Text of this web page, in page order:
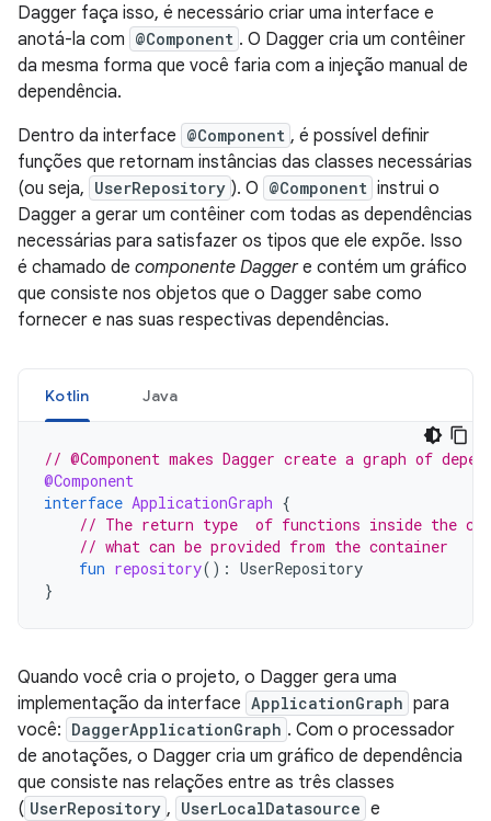
Dagger faça isso, é necessário criar uma interface e
anotá-la com @Component . O Dagger cria um contêiner
da mesma forma que você faria com a injeção manual de
dependência.
Dentro da interface @Component , é possível definir
funções que retornam instâncias das classes necessárias
(ou seja, UserRepository ). O @Component instrui o
Dagger a gerar um contêiner com todas as dependências
necessárias para satisfazer os tipos que ele expõe. Isso
é chamado de componente Daggere contém um gráfico
que consiste nos objetos que o Dagger sabe como
fornecer e nas suas respectivas dependências.
Kotlin Java
// @Component makes Dagger create a graph of
@Component
interface ApplicationGraph {
// The return type  of functions inside the
// what can be provided from the container
fun repository(): UserRepository
}
Quando você cria o projeto, o Dagger gera uma
implementação da interface ApplicationGraph para
você: DaggerApplicationGraph . Com o processador
de anotações, o Dagger cria um gráfico de dependência
que consiste nas relações entre as três classes
( UserRepository , UserLocalDatasource e